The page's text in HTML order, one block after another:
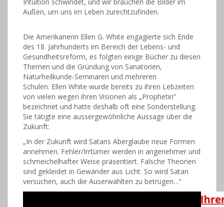
Außen, um uns im Leben zurechtzufinden.
Die Amerikanerin Ellen G. White engagierte sich Ende
des 18. Jahrhunderts im Bereich der Lebens- und
Gesundheitsreform, es folgten einige Bücher zu diesen
Themen und die Gründung von Sanatorien,
Naturheilkunde-Seminaren und mehreren
Schulen. Ellen White wurde bereits zu ihren Lebzeiten
von vielen wegen ihren Visionen als „Prophetin“
bezeichnet und hatte deshalb oft eine Sonderstellung.
Sie tätigte eine aussergewöhnliche Aussage über die
Zukunft:
„In der Zukunft wird Satans Aberglaube neue Formen
annehmen. Fehler/Irrtümer werden in angenehmer und
schmeichelhafter Weise präsentiert. Falsche Theorien
sind gekleidet in Gewänder aus Licht. So wird Satan
versuchen, auch die Auserwählten zu betrügen…“